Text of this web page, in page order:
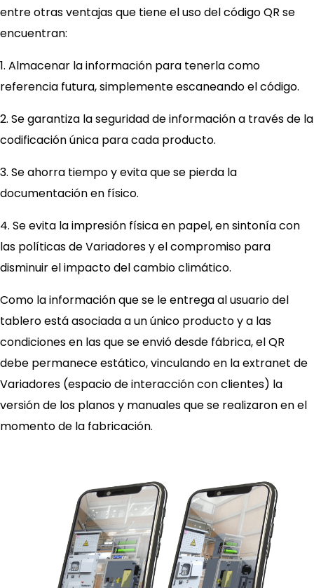
entre otras ventajas que tiene el uso del código QR se
encuentran:
1. Almacenar la información para tenerla como
referencia futura, simplemente escaneando el código.
2. Se garantiza la seguridad de información a través de la
codificación única para cada producto.
3. Se ahorra tiempo y evita que se pierda la
documentación en físico.
4. Se evita la impresión física en papel, en sintonía con
las políticas de Variadores y el compromiso para
disminuir el impacto del cambio climático.
Como la información que se le entrega al usuario del
tablero está asociada a un único producto y a las
condiciones en las que se envió desde fábrica, el QR
debe permanece estático, vinculando en la extranet de
Variadores (espacio de interacción con clientes) la
versión de los planos y manuales que se realizaron en el
momento de la fabricación.